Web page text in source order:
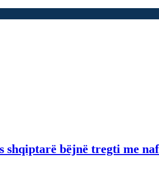
shqiptarë bëjnë tregti me